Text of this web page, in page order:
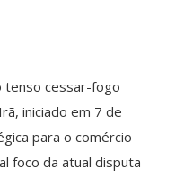
tenso cessar-fogo
iniciado em 7 de
para o comércio
foco da atual disputa